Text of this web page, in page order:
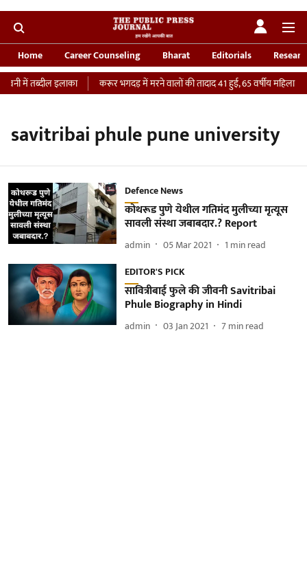
Home Career Counseling Bharat Editorials
में तब्दील इलाका
करूर भगदड़ में मरने वालों की तादाद 41 हुई, 65 वर्षीय महिला की
savitribai phule pune university
Defence News
कोथरूड पुणे येथील गतिमंद मुलीच्या मृत्यूस
सावली संस्था जबाबदार.? Report
admin 05 Mar 2021 1 min read
EDITOR'S PICK
सावित्रीबाई फुले की जीवनी Savitribai
Phule Biography in Hindi
admin 03 Jan 2021 7min read